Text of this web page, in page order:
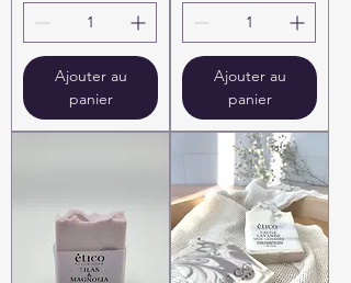
Ajouter au
panier
Ajouter au
panier